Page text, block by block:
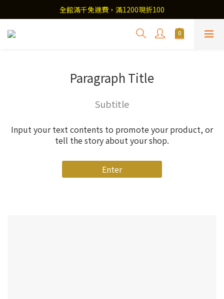
全館滿千免運費，滿1200現折100
Paragraph Title
Subtitle
Input your text contents to promote your product, or
tell the story about your shop.
Enter